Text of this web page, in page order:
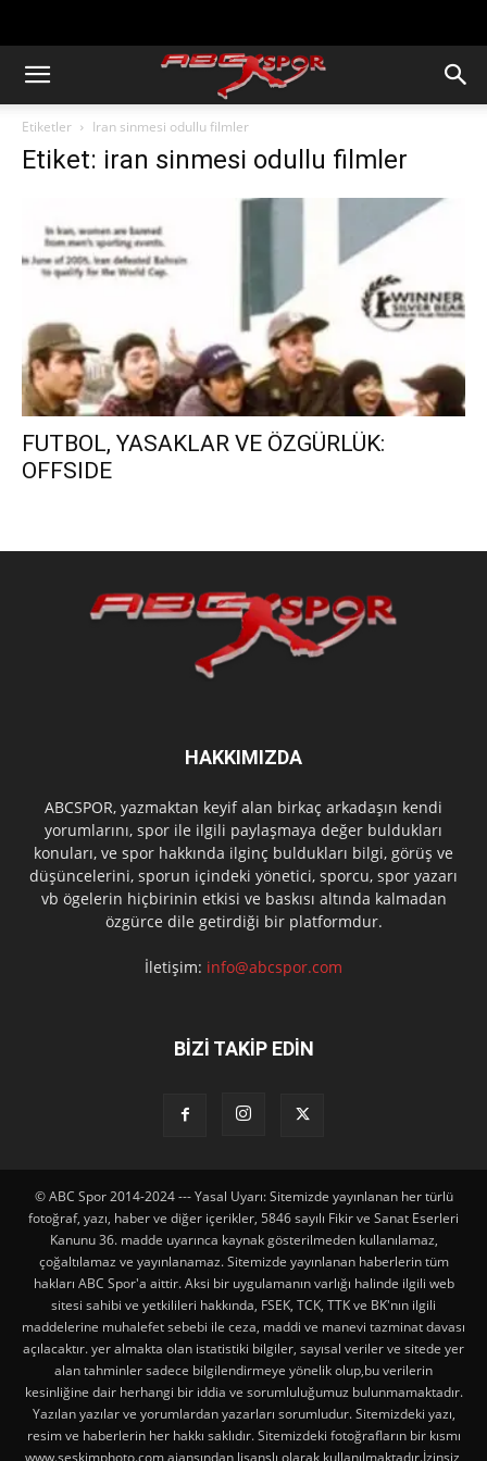
Etiketler Iran sinmesi odullu filmler
Etiket: iran sinmesi odullu filmler
FUTBOL, YASAKLAR VE ÖZGÜRLÜK:
OFFSIDE
HAKKIMIZDA
ABCSPOR, yazmaktan keyif alan birkaç arkadaşın kendi
yorumlarını, spor ile ilgili paylaşmaya değer buldukları
konuları, ve spor hakkında ilginç buldukları bilgi, görüş ve
düşüncelerini, sporun içindeki yönetici, sporcu, spor yazarı
vb ögelerin hiçbirinin etkisi ve baskısı altında kalmadan
özgürce dile getirdiği bir platformdur.
İletişim: info@abcspor.com
BİZİ TAKİP EDİN
© ABC Spor 2014-2024 --- Yasal Uyarı: Sitemizde yayınlanan her türlü
fotoğraf, yazı, haber ve diğer içerikler, 5846 sayılı Fikir ve Sanat Eserleri
Kanunu 36. madde uyarınca kaynak gösterilmeden kullanılamaz,
çoğaltılamaz ve yayınlanamaz. Sitemizde yayınlanan haberlerin tüm
hakları ABC Spor'a aittir. Aksi bir uygulamanın varlığı halinde ilgili web
sitesi sahibi ve yetkilileri hakkında, FSEK, TCK, TTK ve BK'nın ilgili
maddelerine muhalefet sebebi ile ceza, maddi ve manevi tazminat davası
açılacaktır. yer almakta olan istatistiki bilgiler, sayısal veriler ve sitede yer
alan tahminler sadece bilgilendirmeye yönelik olup,bu verilerin
kesinliğine dair herhangi bir iddia ve sorumluluğumuz bulunmamaktadır.
Yazılan yazılar ve yorumlardan yazarları sorumludur. Sitemizdeki yazı,
resim ve haberlerin her hakkı saklıdır. Sitemizdeki fotoğrafların bir kısmı
www.seskimphoto.com ajansından lisanslı olarak kullanılmaktadır.İzinsiz,